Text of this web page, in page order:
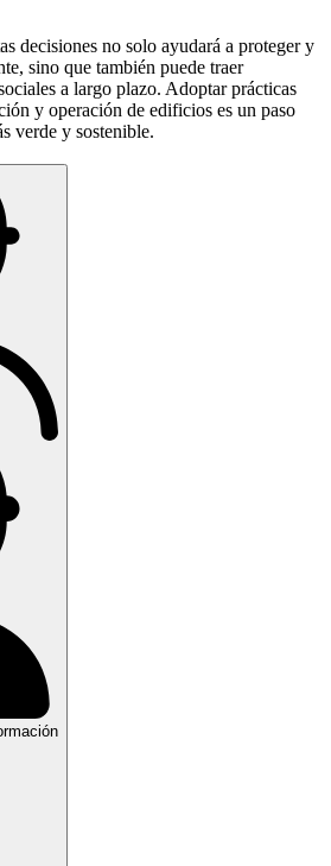
decisiones no solo ayudará a proteger y
sino que también puede traer
a largo plazo. Adoptar prácticas
y operación de edificios es un paso
verde y sostenible.